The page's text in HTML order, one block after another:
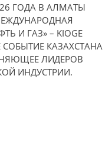
ГОДА В АЛМАТЫ
И ГАЗ» – KIOGE
КАЗАХСТАНА
ЛИДЕРОВ
ИНДУСТРИИ.